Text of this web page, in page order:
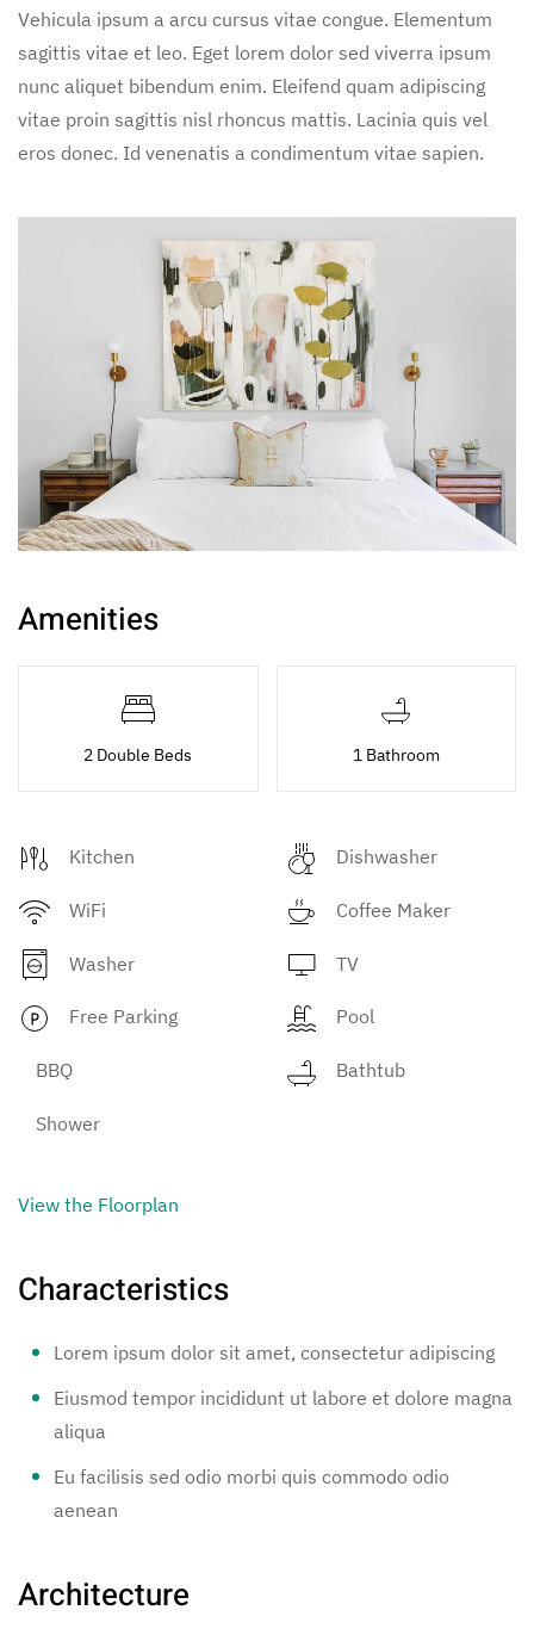
Vehicula ipsum a arcu cursus vitae congue. Elementum
sagittis vitae et leo. Eget lorem dolor sed viverra ipsum
nunc aliquet bibendum enim. Eleifend quam adipiscing
vitae proin sagittis nisl rhoncus mattis. Lacinia quis vel
eros donec. Id venenatis a condimentum vitae sapien.
Amenities
2 Double Beds 1 Bathroom
Kitchen Dishwasher
WiFi Coffee Maker
Washer TV
Free Parking Pool
BBQ Bathtub
Shower
View the Floorplan
Characteristics
Lorem ipsum dolor sit amet, consectetur adipiscing
Eiusmod tempor incididunt ut labore et dolore magna
aliqua
Eu facilisis sed odio morbi quis commodo odio
aenean
Architecture